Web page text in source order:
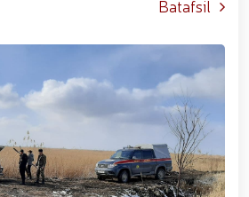
Qashqadaryo viloya...Batafsil